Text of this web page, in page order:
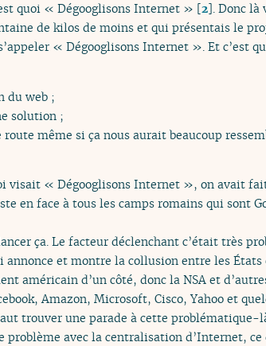
quoi « Dégooglisons Internet » [2]. Donc là
de kilos de moins et qui présentais le
« Dégooglisons Internet ». Et c’est
du web ;
solution ;
même si ça nous aurait beaucoup
visait « Dégooglisons Internet », on avait
en face à tous les camps romains qui sont
ça. Le facteur déclenchant c’était très
et montre la collusion entre les
américain d’un côté, donc la NSA et
Amazon, Microsoft, Cisco, Yahoo et
trouver une parade à cette problématique-
avec la centralisation d’Internet, ce